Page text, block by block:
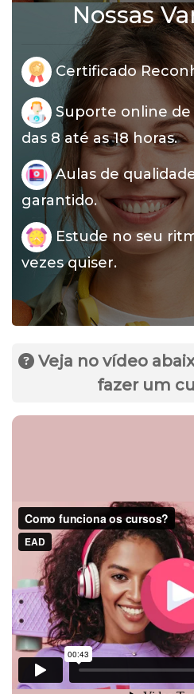
Nossas
Certificado
Suporte online de
das 8 até as 18 horas.
Aulas de
garantido.
Estude no seu
vezes quiser.
Veja no vídeo
fazer um